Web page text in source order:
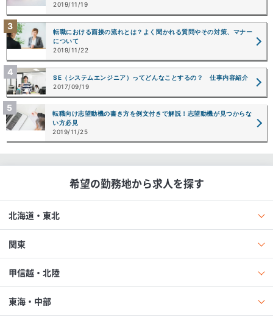
2019/11/19
転職における面接の流れとは？よく聞かれる質問やその対策、マナー
について
2019/11/22
SE（システムエンジニア）ってどんなことするの？ 仕事内容紹介
2017/09/19
転職向け志望動機の書き方を例文付きで解説！志望動機が見つからな
い方必見
2019/11/25
希望の勤務地から求人を探す
北海道・東北
関東
甲信越・北陸
東海・中部